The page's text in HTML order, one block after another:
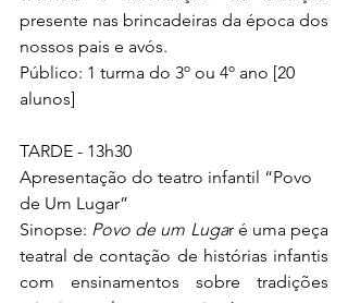
presente nas brincadeiras da época dos
nossos pais e avós.
Público: 1 turma do 3º ou 4º ano [20
alunos]
TARDE - 13h30
Apresentação do teatro infantil “Povo
de Um Lugar”
Sinopse: Povo de um Lugar é uma peça
teatral de contação de histórias infantis
com ensinamentos sobre tradições